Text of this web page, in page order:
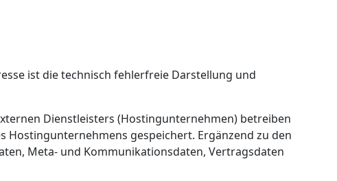
ist die technisch fehlerfreie Darstellung und
Dienstleisters (Hostingunternehmen) betreiben
Hostingunternehmens gespeichert. Ergänzend zu den
Meta- und Kommunikationsdaten, Vertragsdaten